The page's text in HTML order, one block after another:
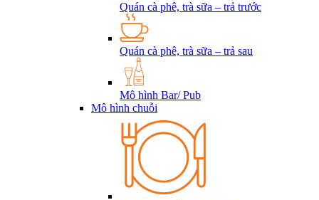
Quán cà phê, trà sữa – trả trước
Quán cà phê, trà sữa – trả sau
Mô hình Bar/ Pub
Mô hình chuỗi